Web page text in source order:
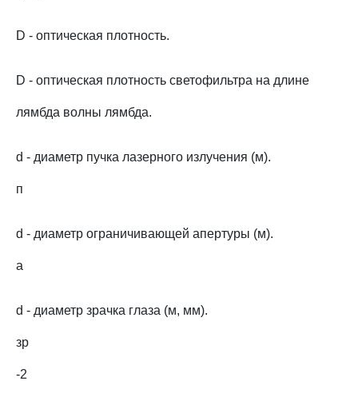
D - оптическая плотность.
D - оптическая плотность светофильтра на длине
лямбда волны лямбда.
d - диаметр пучка лазерного излучения (м).
п
d - диаметр ограничивающей апертуры (м).
а
d - диаметр зрачка глаза (м, мм).
зр
-2